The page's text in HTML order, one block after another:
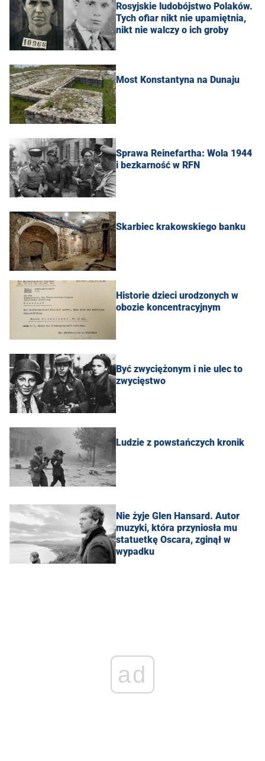
Rosyjskie ludobójstwo Polaków.
Tych ofiar nikt nie upamiętnia,
nikt nie walczy o ich groby
Most Konstantyna na Dunaju
Sprawa Reinefartha: Wola 1944
i bezkarność w RFN
Skarbiec krakowskiego banku
Historie dzieci urodzonych w
obozie koncentracyjnym
Być zwyciężonym i nie ulec to
zwycięstwo
Ludzie z powstańczych kronik
Nie żyje Glen Hansard. Autor
muzyki, która przyniosła mu
statuetkę Oscara, zginął w
wypadku
ad